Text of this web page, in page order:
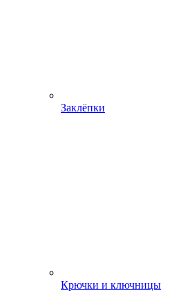
Заклёпки
Крючки и ключницы